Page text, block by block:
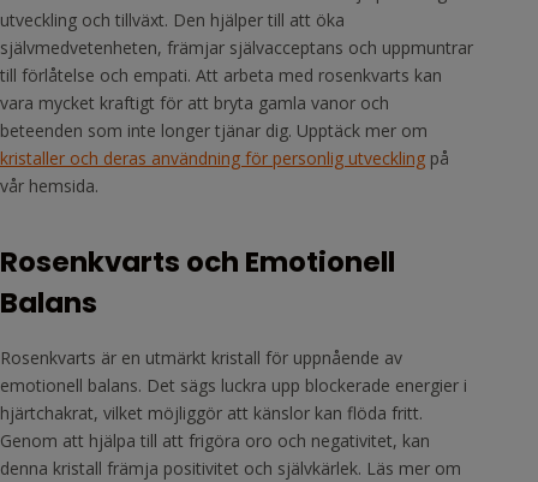
utveckling och tillväxt. Den hjälper till att öka
självmedvetenheten, främjar självacceptans och uppmuntrar
till förlåtelse och empati. Att arbeta med rosenkvarts kan
vara mycket kraftigt för att bryta gamla vanor och
beteenden som inte longer tjänar dig. Upptäck mer om
kristaller och deras användning för personlig utveckling på
vår hemsida.
Rosenkvarts och Emotionell
Balans
Rosenkvarts är en utmärkt kristall för uppnående av
emotionell balans. Det sägs luckra upp blockerade energier i
hjärtchakrat, vilket möjliggör att känslor kan flöda fritt.
Genom att hjälpa till att frigöra oro och negativitet, kan
denna kristall främja positivitet och självkärlek. Läs mer om